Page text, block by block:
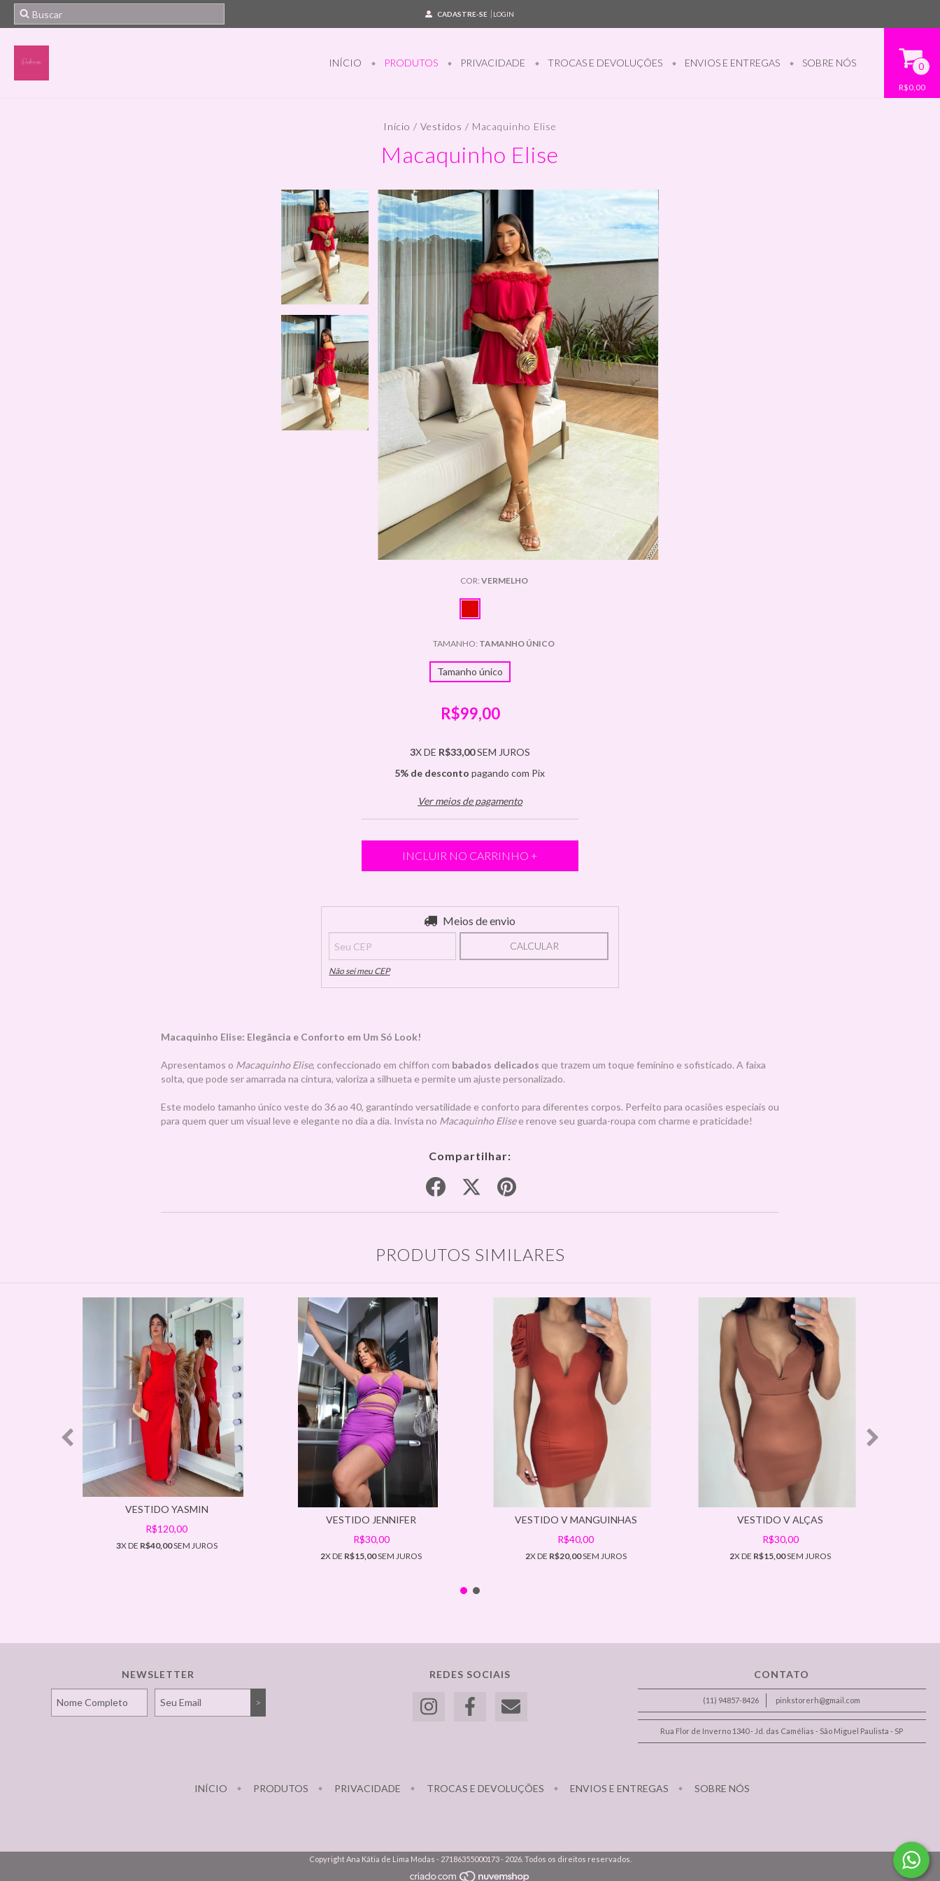
CADASTRE-SE LOGIN
INÍCIO PRODUTOS PRIVACIDADE TROCAS E DEVOLUÇÕES ENVIOS E ENTREGAS SOBRE NÓS 0
R$0,00
Início / Vestidos / Macaquinho Elise
Macaquinho Elise
COR: VERMELHO
TAMANHO: TAMANHO ÚNICO
Tamanho único
R$99,00
3X DE R$33,00SEM JUROS
5% de desconto pagando com Pix
Ver meios de pagamento
Meios de envio
CALCULAR
Não sei meu CEP
Macaquinho Elise: Elegância e Conforto em Um Só Look!
Apresentamos o Macaquinho Elise, confeccionado em chiffon com babados delicados que trazem um toque feminino e sofisticado. A faixa
solta, que pode ser amarrada na cintura, valoriza a silhueta e permite um ajuste personalizado.
Este modelo tamanho único veste do 36 ao 40, garantindo versatilidade e conforto para diferentes corpos. Perfeito para ocasiões especiais ou
para quem quer um visual leve e elegante no dia a dia. Invista no Macaquinho Elisee renove seu guarda-roupa com charme e praticidade!
Compartilhar:
PRODUTOS SIMILARES
VESTIDO YASMIN
R$120,00
3X DE R$40,00SEM JUROS
VESTIDO JENNIFER
R$30,00
2X DE R$15,00SEM JUROS
VESTIDO V MANGUINHAS
R$40,00
2X DE R$20,00SEM JUROS
VESTIDO V ALÇAS
R$30,00
2X DE R$15,00SEM JUROS
NEWSLETTER REDES SOCIAIS CONTATO
(11) 94857-8426 pinkstorerh@gmail.com
Rua Flor de Inverno 1340 - Jd. das Camélias - São Miguel Paulista - SP
INÍCIO PRODUTOS PRIVACIDADE TROCAS E DEVOLUÇÕES ENVIOS E ENTREGAS SOBRE NÓS
Copyright Ana Kátia de Lima Modas - 27186355000173 - 2026. Todos os direitos reservados.